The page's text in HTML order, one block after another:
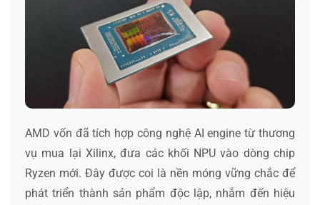
AMD vốn đã tích hợp công nghệ AI engine từ thương
vụ mua lại Xilinx, đưa các khối NPU vào dòng chip
Ryzen mới. Đây được coi là nền móng vững chắc để
phát triển thành sản phẩm độc lập, nhắm đến hiệu